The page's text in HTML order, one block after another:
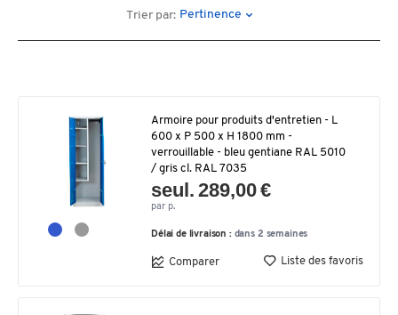
Trier par: Pertinence
Armoire pour produits d'entretien - L
600 x P 500 x H 1800 mm -
verrouillable - bleu gentiane RAL 5010
/ gris cl. RAL 7035
seul. 289,00 €
par p.
Délai de livraison : dans 2 semaines
Comparer Liste des favoris